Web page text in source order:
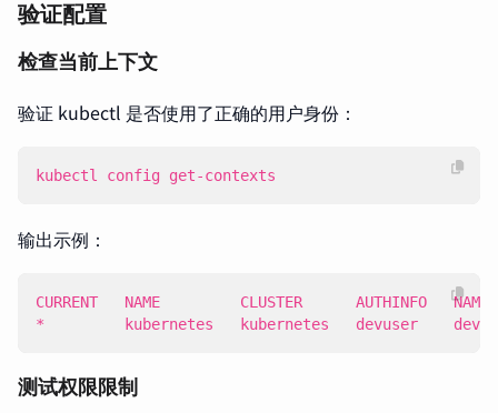
验证配置
检查当前上下文
验证 kubectl 是否使用了正确的用户身份：
kubectl config get-contexts
输出示例：
*         kubernetes   kubernetes   devuser    dev
测试权限限制